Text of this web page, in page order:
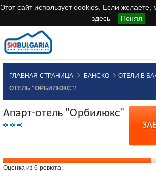
Этот сайт использует cookies. Если желаете,
здесь
Понял
ГЛАВНАЯ СТРАНИЦА БАНСКО ОТЕЛИ В
ОТЕЛЬ "ОРБИЛЮКС"/
Апарт-отель "Орбилюкс"
Оценка из 6 ревюта.